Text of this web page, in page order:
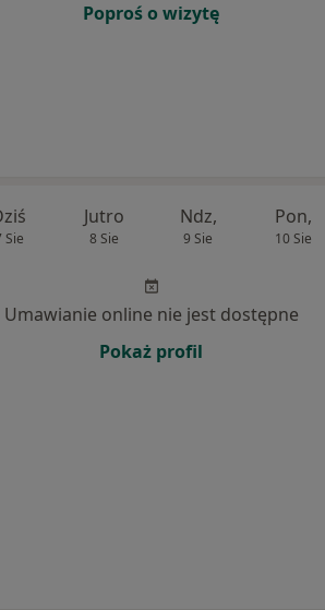
Poproś o wizytę
Sie
Jutro
8 Sie
Ndz,
9 Sie
Pon,
10 Sie
Umawianie online nie jest dostępne
Pokaż profil